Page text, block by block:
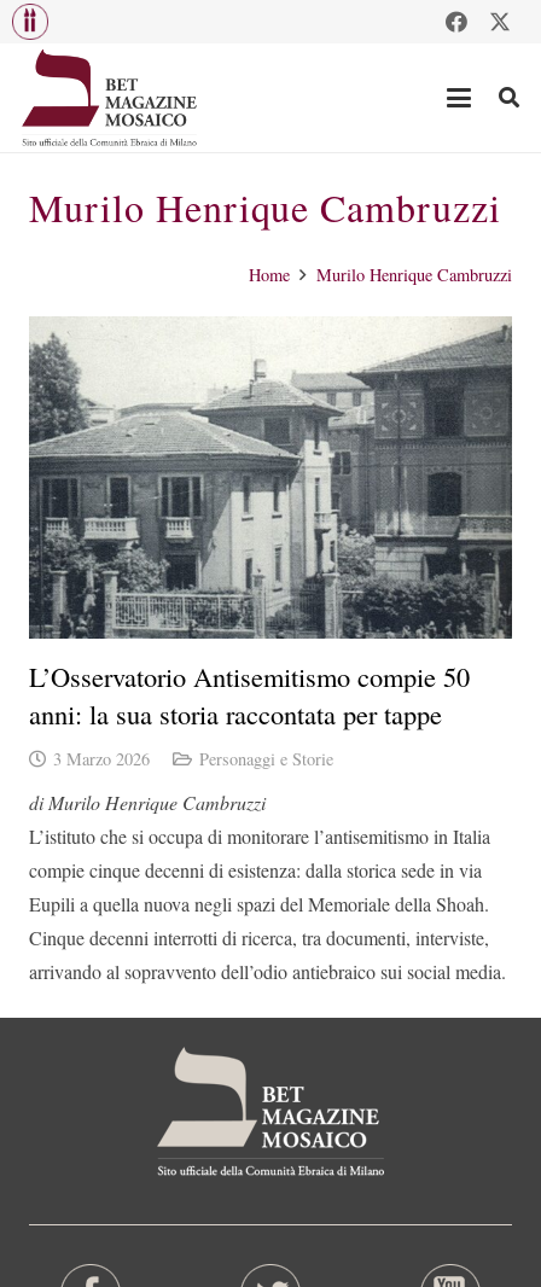
Murilo Henrique Cambruzzi
Home Murilo Henrique Cambruzzi
L’Osservatorio Antisemitismo compie 50
anni: la sua storia raccontata per tappe
3 Marzo 2026 Personaggi e Storie
di Murilo Henrique Cambruzzi
L’istituto che si occupa di monitorare l’antisemitismo in Italia
compie cinque decenni di esistenza: dalla storica sede in via
Eupili a quella nuova negli spazi del Memoriale della Shoah.
Cinque decenni interrotti di ricerca, tra documenti, interviste,
arrivando al sopravvento dell’odio antiebraico sui social media.